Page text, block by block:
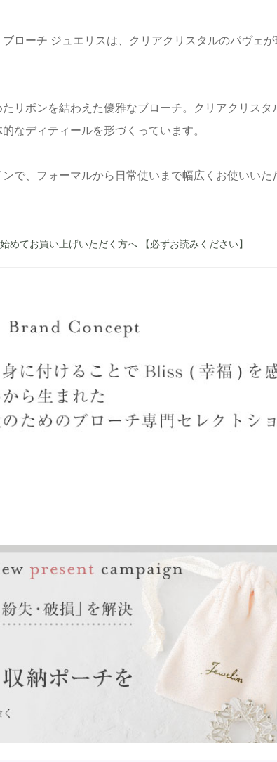
ブローチ ジュエリスは、クリアクリスタルのパヴェ
リボンを結わえた優雅なブローチ。クリアクリスタ
なディティールを形づくっています。
で、フォーマルから日常使いまで幅広くお使いいた
めてお買い上げいただく方へ 【必ずお読みください】